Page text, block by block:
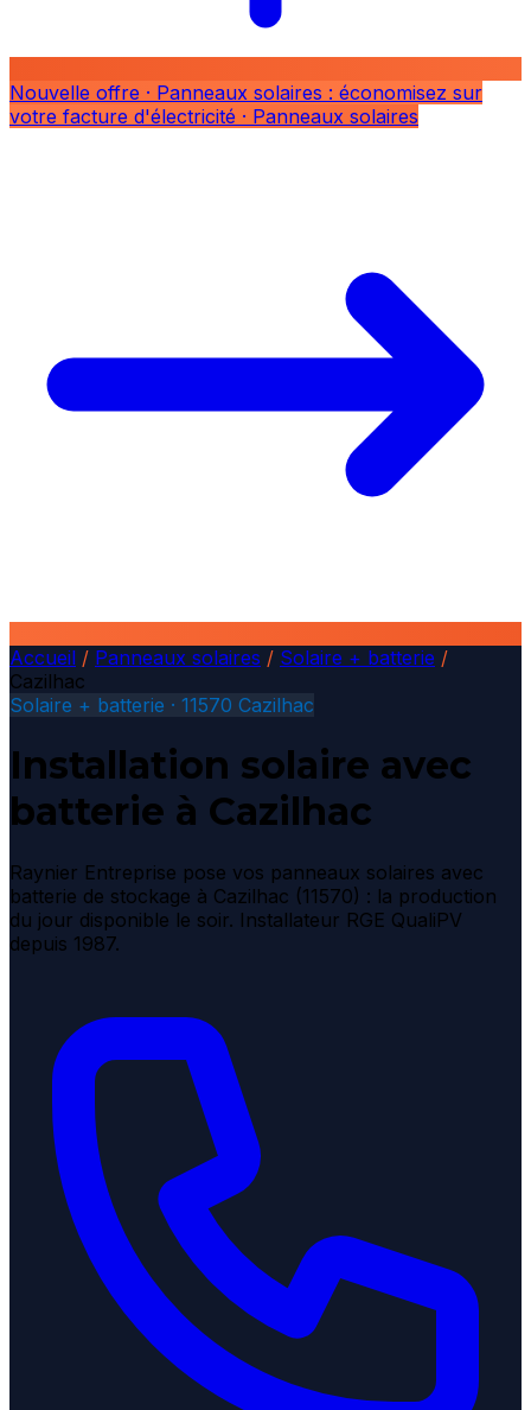
Nouvelle offre · Panneaux solaires : économisez sur
votre facture d'électricité · Panneaux solaires
Accueil / Panneaux solaires / Solaire + batterie /
Cazilhac
Solaire + batterie · 11570 Cazilhac
Installation solaire avec
batterie à Cazilhac
Raynier Entreprise pose vos panneaux solaires avec
batterie de stockage à Cazilhac (11570) : la production
du jour disponible le soir. Installateur RGE QualiPV
depuis 1987.